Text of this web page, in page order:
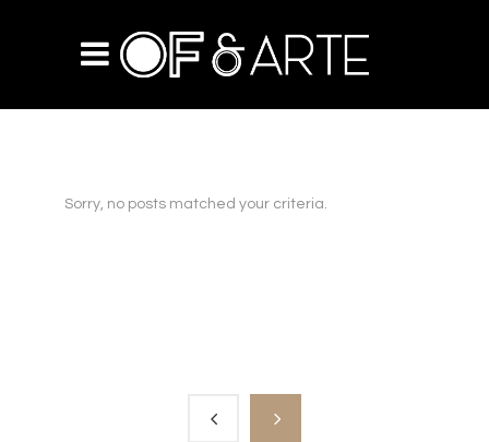
Sorry, no posts matched your criteria.